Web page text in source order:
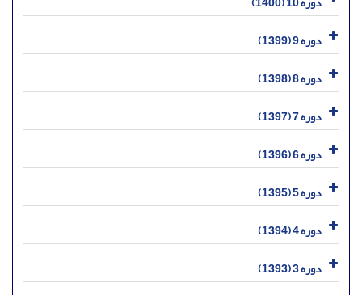
دوره 9 (1399)
دوره 8 (1398)
دوره 7 (1397)
دوره 6 (1396)
دوره 5 (1395)
دوره 4 (1394)
دوره 3 (1393)